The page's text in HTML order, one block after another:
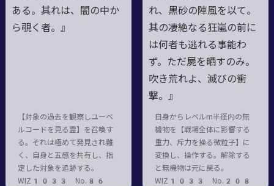
ある。其れは、闇の中か
ら覗く者。』
【対象の過去を観察しユーベ
ルコードを見る霊】を召喚す
る。それは極めて発見され難
く、自身と五感を共有し、指
定した対象を追跡する。
WIZ1033 No.86
れ、黒砂の陣風を以て。
其の凄絶なる狂嵐の前に
は何者も逃れる事能わ
ず。ただ屍を晒すのみ。
吹き荒れよ、滅びの衝
撃。』
自身からレベルm半径内の無
機物を【戦場全体に影響する
重力、斥力を操る微粒子】に
変換し、操作する。解除する
と無機物は元に戻る。
WIZ1033 No.208